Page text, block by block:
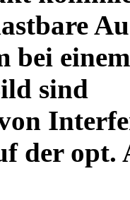
bei
sind
der opt.